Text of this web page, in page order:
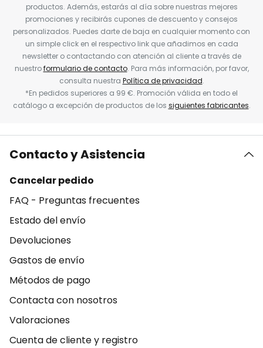
productos. Además, estarás al día sobre nuestras mejores
promociones y recibirás cupones de descuento y consejos
personalizados. Puedes darte de baja en cualquier momento con
un simple click en el respectivo link que añadimos en cada
newsletter o contactando con atención al cliente a través de
nuestroformulario de contacto. Para más información, por favor,
consulta nuestra Política de privacidad.
*En pedidos superiores a 99 €. Promoción válida en todo el
catálogo a excepción de productos de los siguientes fabricantes.
Contacto y Asistencia
Cancelar pedido
FAQ - Preguntas frecuentes
Estado del envío
Devoluciones
Gastos de envío
Métodos de pago
Contacta con nosotros
Valoraciones
Cuenta de cliente y registro